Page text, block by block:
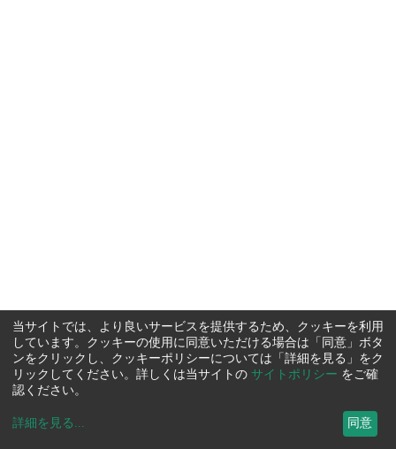
当サイトでは、より良いサービスを提供するため、クッキーを利用
しています。クッキーの使用に同意いただける場合は「同意」ボタ
ンをクリックし、クッキーポリシーについては「詳細を見る」をク
リックしてください。詳しくは当サイトの サイトポリシー をご確
認ください。
詳細を見る ... 同意